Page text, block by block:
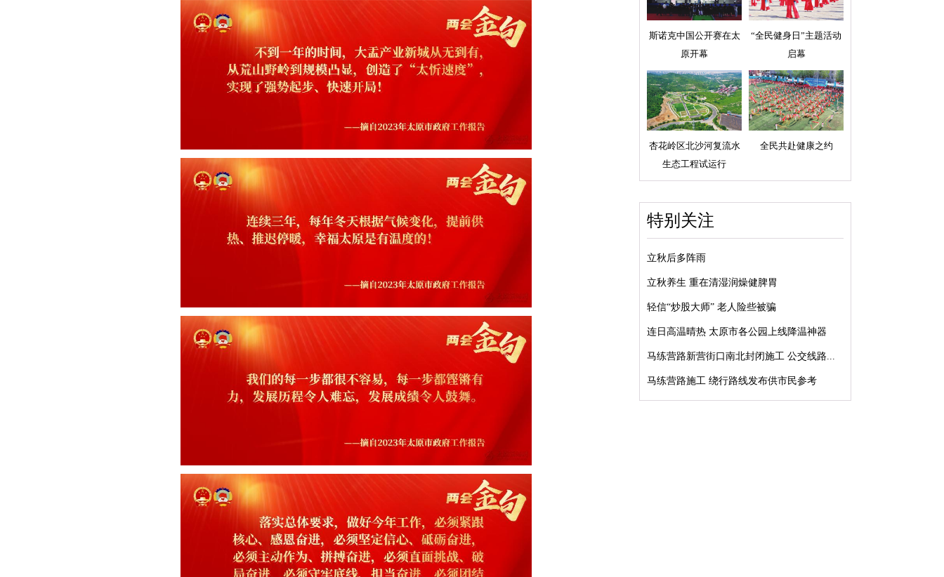
斯诺克中国公开赛在太
原开幕
“全民健身日”主题活动
启幕
杏花岭区北沙河复流水
生态工程试运行
全民共赴健康之约
特别关注
立秋后多阵雨
立秋养生 重在清湿润燥健脾胃
轻信“炒股大师” 老人险些被骗
连日高温晴热 太原市各公园上线降温神器
马练营路新营街口南北封闭施工 公交线路...
马练营路施工 绕行路线发布供市民参考